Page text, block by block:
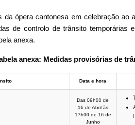
da ópera cantonesa em celebração ao
de controlo de trânsito temporárias
anexa.
anexa: Medidas provisórias de
Data e hora
Das 09h00 de
16 de Abril às
17h00 de 16 de
Junho